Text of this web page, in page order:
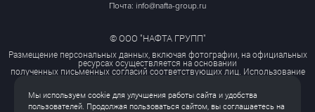
Почта: info@nafta-group.ru
© ООО "НАФТА ГРУПП"
Размещение персональных данных, включая фотографии, на официальных
ресурсах осуществляется на основании
полученных письменных согласий соответствующих лиц. Использование
Политика обработки персональных данных
Мы используем cookie для улучшения работы сайта и удобства
пользователей. Продолжая пользоваться сайтом, вы соглашаетесь на